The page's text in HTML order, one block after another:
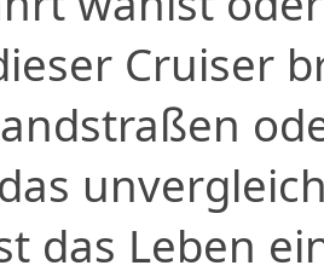
Cruiser
das Leben